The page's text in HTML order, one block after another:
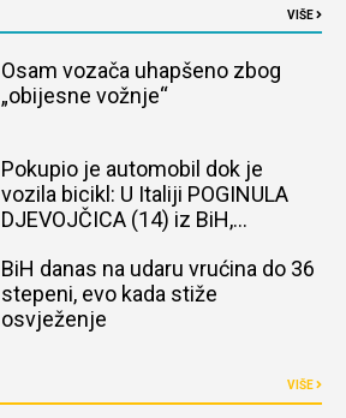
VIŠE
Osam vozača uhapšeno zbog
„obijesne vožnje“
Pokupio je automobil dok je
vozila bicikl: U Italiji POGINULA
DJEVOJČICA (14) iz BiH,
BiH danas na udaru vrućina do 36
stepeni, evo kada stiže
osvježenje
VIŠE